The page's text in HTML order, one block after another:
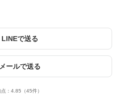
LINEで送る
メールで送る
： 4.85 （45件）